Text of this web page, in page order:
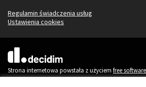
Regulamin świadczenia usług
Ustawienia cookies
(Link zewnętrzny)
Strona internetowa powstała z użyciem free software